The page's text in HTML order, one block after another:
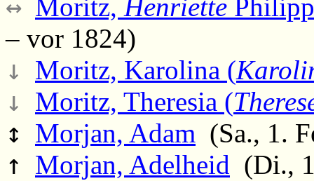
↔ Moritz, Henriette
– vor 1824)
↓ Moritz, Karolina (
↓ Moritz, Theresia (
↕ Morjan, Adam (Sa., 1.
↑ Morjan, Adelheid (Di.,